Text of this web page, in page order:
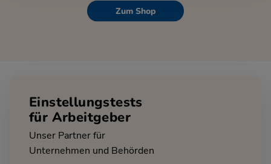
Zum Shop
Einstellungstests
für Arbeitgeber
Unser Partner für
Unternehmen und Behörden